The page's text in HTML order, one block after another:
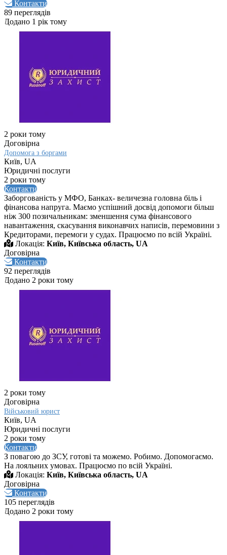
Контакти
89 переглядів
Додано 1 рік тому
2 роки тому
Договірна
Допомога з боргами
Київ, UA
Юридичні послуги
2 роки тому
Контакти
Заборгованість у МФО, Банках- величезна головна біль і
фінансова напруга. Маємо успішний досвід допомоги більш
ніж 300 позичальникам: зменшення сума фінансового
навантаження, скасування виконавчих написів, перемовини з
Кредиторами, перемоги у судах. Працюємо по всій Україні.
Локація: Київ, Київська область, UA
Договірна
Контакти
92 переглядів
Додано 2 роки тому
2 роки тому
Договірна
Військовий юрист
Київ, UA
Юридичні послуги
2 роки тому
Контакти
З повагою до ЗСУ, готові та можемо. Робимо. Допомогаємо.
На лояльних умовах. Працюємо по всій Україні.
Локація: Київ, Київська область, UA
Договірна
Контакти
105 переглядів
Додано 2 роки тому